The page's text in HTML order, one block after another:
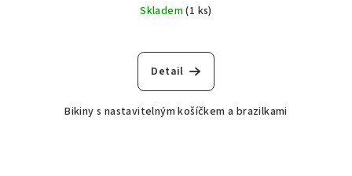
Skladem(1 ks)
Detail
Bikiny s nastavitelným košíčkem a brazilkami